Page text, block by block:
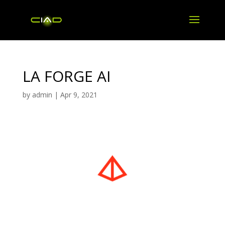
LA FORGE AI
by admin | Apr 9, 2021